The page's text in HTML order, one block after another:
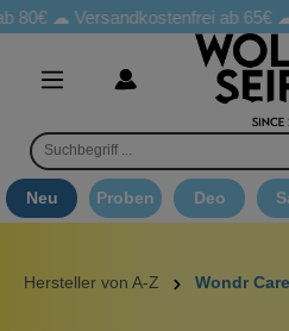
80€ ☁Versandkostenfrei ab 65€☁
Neu Proben Deo
Hersteller von A-Z Wondr Care